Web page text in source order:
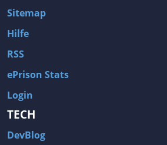
Sitemap
Hilfe
RSS
ePrison Stats
Login
TECH
DevBlog